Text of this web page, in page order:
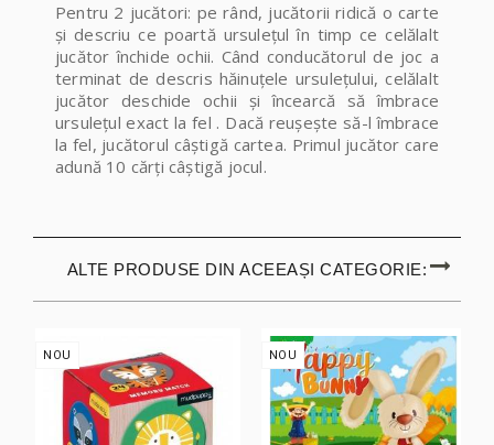
Pentru 2 jucători: pe rând, jucătorii ridică o carte
şi descriu ce poartă ursuleţul în timp ce celălalt
jucător închide ochii. Când conducătorul de joc a
terminat de descris hăinuţele ursuleţului, celălalt
jucător deschide ochii şi încearcă să îmbrace
ursuleţul exact la fel . Dacă reuşeşte să-l îmbrace
la fel, jucătorul câştigă cartea. Primul jucător care
adună 10 cărţi câştigă jocul.
ALTE PRODUSE DIN ACEEAȘI CATEGORIE:
NOU NOU